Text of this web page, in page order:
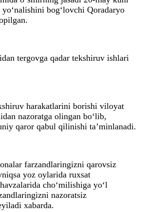
bog‘lovchi Qoradaryo
tergovga qadar tekshiruv ishlari
harakatlarini borishi viloyat
nazoratga olingan bo‘lib,
qaror qabul qilinishi ta’minlanadi.
farzandlaringizni qarovsiz
yoz oylarida ruxsat
cho‘milishiga yo‘l
nazoratsiz
xabarda.